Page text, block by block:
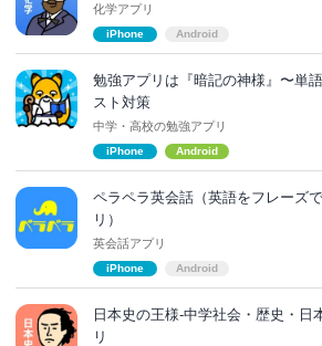
化学アプリ
iPhone Android
勉強アプリは『暗記の神様』〜単
スト対策
中学・高校の勉強アプリ
iPhone Android
ペラペラ英会話（英語をフレーズ
リ）
英会話アプリ
iPhone Android
日本史の王様-中学社会・歴史・日
リ